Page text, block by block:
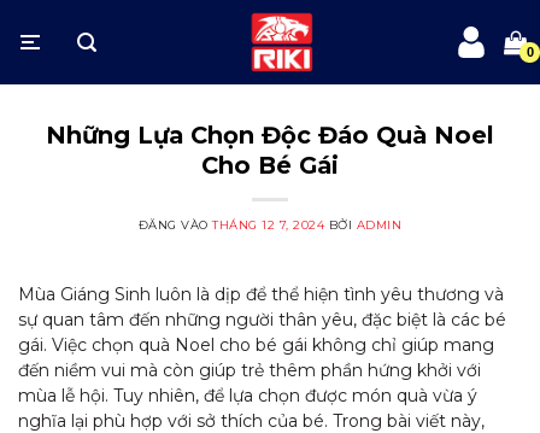
qua
dung
Những Lựa Chọn Độc Đáo Quà Noel
Cho Bé Gái
ĐĂNG VÀOTHÁNG 12 7, 2024 BỞI ADMIN
Mùa Giáng Sinh luôn là dịp để thể hiện tình yêu thương và
sự quan tâm đến những người thân yêu, đặc biệt là các bé
gái. Việc chọn quà Noel cho bé gái không chỉ giúp mang
đến niềm vui mà còn giúp trẻ thêm phần hứng khởi với
mùa lễ hội. Tuy nhiên, để lựa chọn được món quà vừa ý
nghĩa lại phù hợp với sở thích của bé. Trong bài viết này,